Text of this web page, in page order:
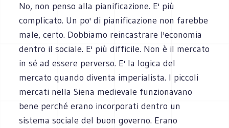
No, non penso alla pianificazione. E' più
complicato. Un po' di pianificazione non farebbe
male, certo. Dobbiamo reincastrare l'economia
dentro il sociale. E' più difficile. Non è il mercato
in sé ad essere perverso. E' la logica del
mercato quando diventa imperialista. I piccoli
mercati nella Siena medievale funzionavano
bene perché erano incorporati dentro un
sistema sociale del buon governo. Erano